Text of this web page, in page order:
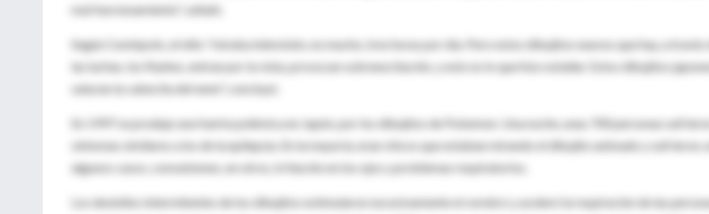
mal funcionamiento", señaló.
Según Ceotópolo, el niño "miraba televisión, no mucho, tres horas por día. Pero estos dibujitos nuevos que hay, a través
las luchas, los flashes, entran por la vista, provocan sobreexcitación, y esto es lo que hizo estallar. Estos dibujitos
saturan la cabecita del nene", concluyó.
En 1997 se produjo una fuerte polémica en Japón, por los dibujitos de Pokemon. Una noche, unas 700 personas
síntomas similares a los de la epilepsia. En la mayoría, eran chicos que estaban mirando el dibujito animado y sufrieron,
algunos casos, convulsiones, en otros, irritación en los ojos y problemas respiratorios.
Los destellos intermitentes de los dibujitos estimularon excesivamente el cerebro y aceleró la respiración de las